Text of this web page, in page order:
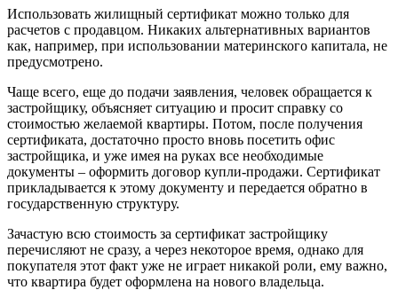
Использовать жилищный сертификат можно только для
расчетов с продавцом. Никаких альтернативных вариантов
как, например, при использовании материнского капитала, не
предусмотрено.
Чаще всего, еще до подачи заявления, человек обращается к
застройщику, объясняет ситуацию и просит справку со
стоимостью желаемой квартиры. Потом, после получения
сертификата, достаточно просто вновь посетить офис
застройщика, и уже имея на руках все необходимые
документы – оформить договор купли-продажи. Сертификат
прикладывается к этому документу и передается обратно в
государственную структуру.
Зачастую всю стоимость за сертификат застройщику
перечисляют не сразу, а через некоторое время, однако для
покупателя этот факт уже не играет никакой роли, ему важно,
что квартира будет оформлена на нового владельца.